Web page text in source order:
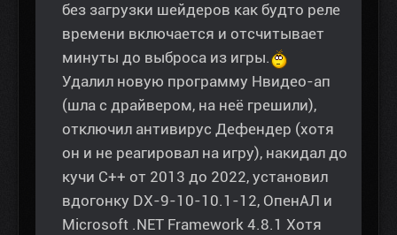
без загрузки шейдеров как будто реле
времени включается и отсчитывает
минуты до выброса из игры.
Удалил новую программу Нвидео-ап
(шла с драйвером, на неё грешили),
отключил антивирус Дефендер (хотя
он и не реагировал на игру), накидал до
кучи С++ от 2013 до 2022, установил
вдогонку DX-9-10-10.1-12, ОпенАЛ и
Microsoft .NET Framework 4.8.1 Хотя